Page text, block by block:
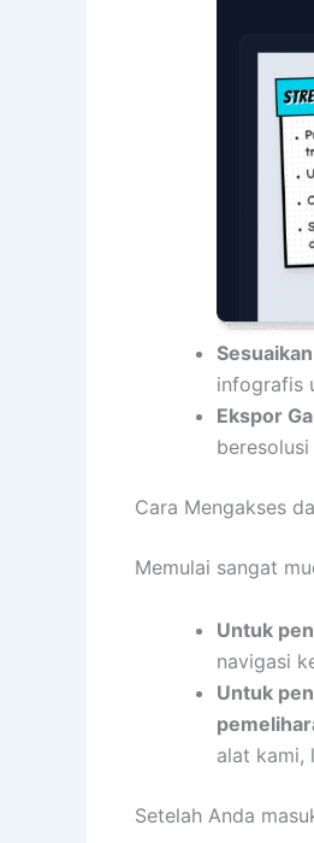
infografis
Ekspor
Cara Mengakses
Memulai sangat
Untuk
navigasi
Untuk
alat kami,
Setelah Anda